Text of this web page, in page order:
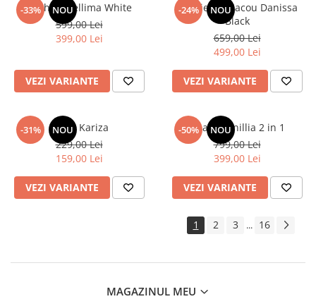
-33% NOU
Rochie Azellima White
599,00 Lei
399,00 Lei
VEZI VARIANTE
-24% NOU
Rochie Tip Sacou Danissa
Black
659,00 Lei
499,00 Lei
VEZI VARIANTE
-31% NOU
Bluza Kariza
229,00 Lei
159,00 Lei
VEZI VARIANTE
-50% NOU
Geaca Tanillia 2 in 1
799,00 Lei
399,00 Lei
VEZI VARIANTE
1 2 3 ... 16
MAGAZINUL MEU